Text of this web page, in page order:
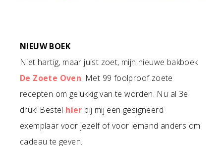
NIEUW BOEK
Niet hartig, maar juist zoet, mijn nieuwe bakboek
De Zoete Oven. Met 99 foolproof zoete
recepten om gelukkig van te worden. Nu al 3e
druk! Bestel hier bij mij een gesigneerd
exemplaar voor jezelf of voor iemand anders om
cadeau te geven.